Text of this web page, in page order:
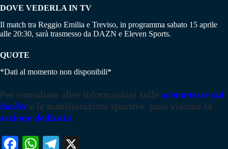
DOVE VEDERLA IN TV
Il match tra Reggio Emilia e Treviso, in programma sabato 15 aprile
alle 20:30, sarà trasmesso da DAZN e Eleven Sports.
QUOTE
*Dati al momento non disponibili*
Per consultare altre informazioni sulle scommesse sul
basket e le manifestazioni sportive, puoi visitare la
sezione dedicata
Fa W
Te